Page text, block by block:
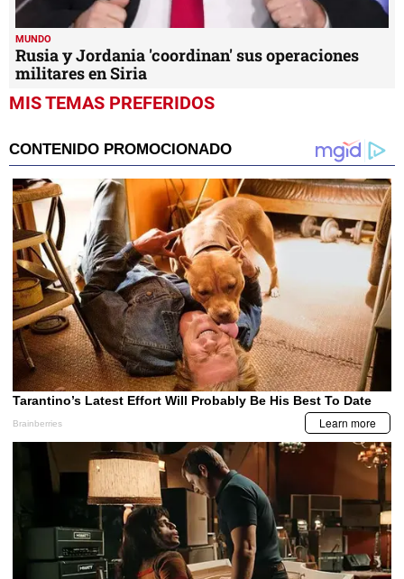
MUNDO
Rusia y Jordania 'coordinan' sus operaciones
militares en Siria
MIS TEMAS PREFERIDOS